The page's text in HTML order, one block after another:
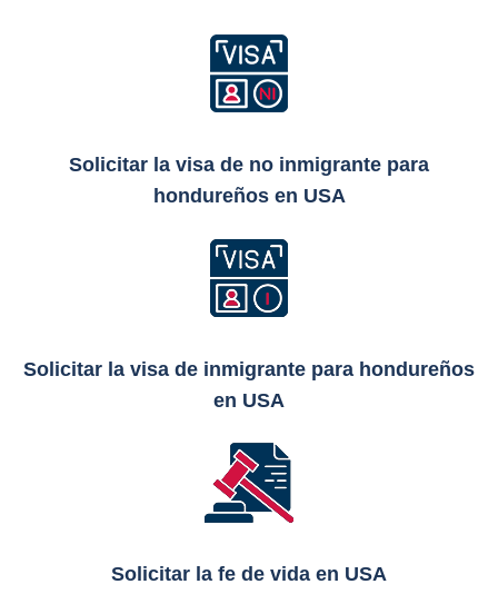
Solicitar la visa de no inmigrante para
hondureños en USA
Solicitar la visa de inmigrante para hondureños
en USA
Solicitar la fe de vida en USA